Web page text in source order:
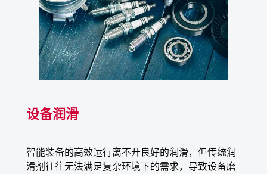
一种高纯度NLGI 2级锂基润滑脂。在任何天气和大多数
温度下提供优良的润滑和耐久性。作为一款多用途润滑
脂，专为需要较长润滑脂寿命的轻型应用场合而设计，不
会使设备发生故障或失效。
产品特性
使用寿命长
高稳定性
设备润滑
智能装备的高效运行离不开良好的润滑，但传统润
滑剂往往无法满足复杂环境下的需求，导致设备磨